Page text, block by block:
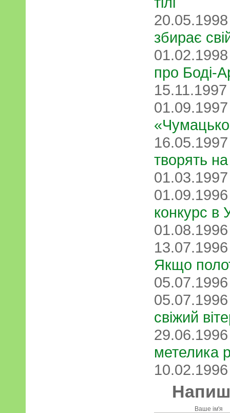
збирає
про Боді-
творять на
конкурс в
Якщо
свіжий
метелика
Ваше ім'я